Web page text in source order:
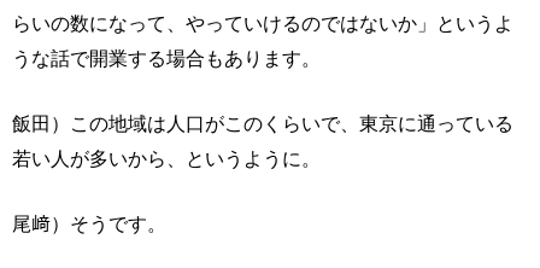
らいの数になって、やっていけるのではないか」というよ
うな話で開業する場合もあります。
飯田）この地域は人口がこのくらいで、東京に通っている
若い人が多いから、というように。
尾﨑）そうです。